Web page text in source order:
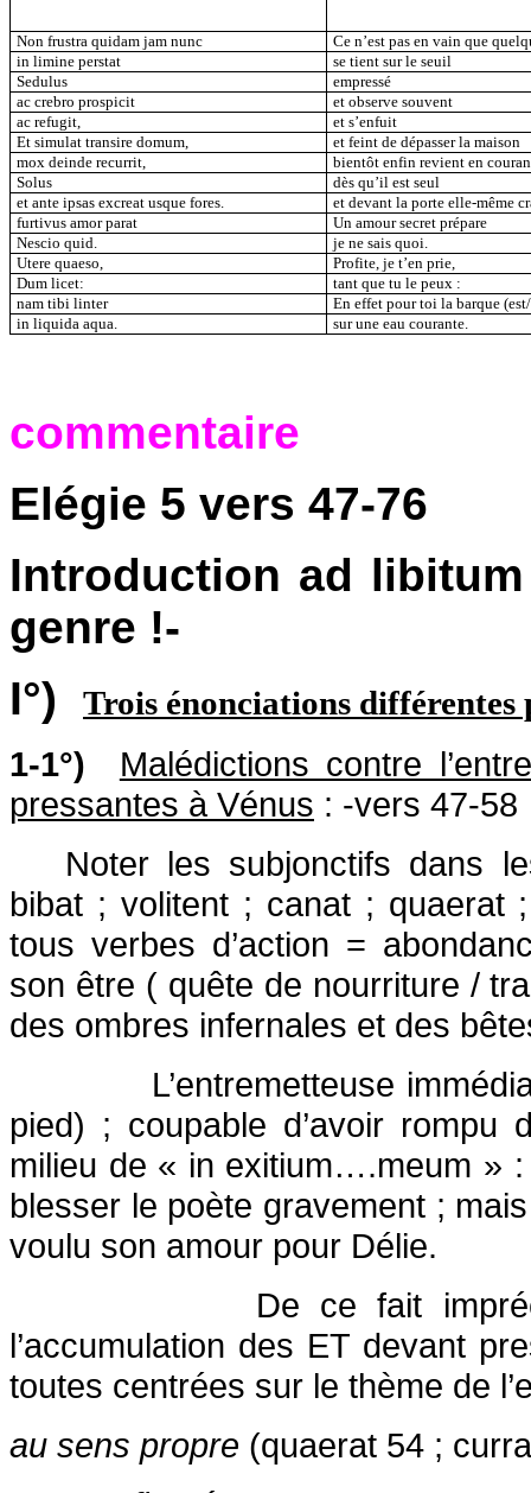
Non frustra quidam jam nunc
Ce n’est pas en vain que
in limine perstat
se tient sur le seuil
Sedulus
empressé
ac crebro prospicit
et observe souvent
ac refugit,
et s’enfuit
Et simulat transire domum,
et feint de dépasser la maison
mox deinde recurrit,
bientôt enfin revient en
Solus
dès qu’il est seul
et ante ipsas excreat usque fores.
et devant la porte elle-même
furtivus amor parat
Un amour secret prépare
Nescio quid.
je ne sais quoi.
Utere quaeso,
Profite, je t’en prie,
Dum licet:
tant que tu le peux :
nam tibi linter
En effet pour toi la barque
in liquida aqua.
sur une eau courante.
commentaire
Elégie 5 vers 47-76
Introduction ad
genre !-
I°)
Trois énonciations
1-1°)
Malédictions contre
pressantes à Vénus : -vers 47-58
Noter les subjonctifs dans
bibat ; volitent ; canat ; quaerat
tous verbes d’action =
son être ( quête de nourriture /
des ombres infernales et des
L’entremetteuse
pied) ; coupable d’avoir
milieu de « in exitium….meum »
blesser le poète gravement ; mais
voulu son amour pour Délie.
De ce fait
l’accumulation des ET devant
toutes centrées sur le thème de
au sens propre (quaerat 54 ;